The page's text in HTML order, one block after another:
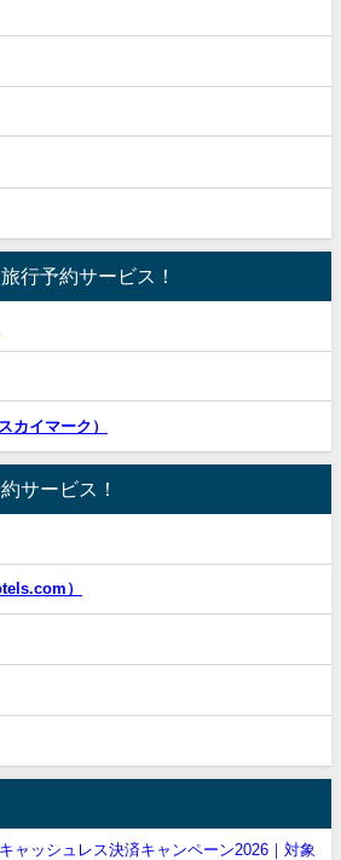
行予約サービス！
カイマーク）
サービス！
）
ャッシュレス決済キャンペーン2026｜対象